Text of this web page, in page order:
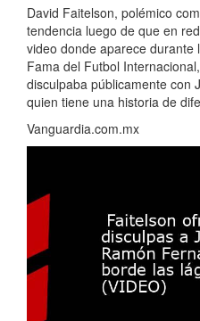
David Faitelson, polémico
tendencia luego de que en
video donde aparece durante
Fama del Futbol
disculpaba públicamente con
quien tiene una historia de
Vanguardia.com.mx